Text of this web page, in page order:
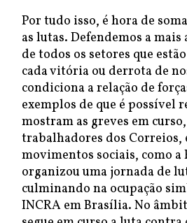
Por tudo isso, é hora de
as lutas. Defendemos a
de todos os setores que
cada vitória ou derrota de
condiciona a relação de
exemplos de que é possível
mostram as greves em
trabalhadores dos Correios,
movimentos sociais, como a
organizou uma jornada de
culminando na ocupação
INCRA em Brasília. No